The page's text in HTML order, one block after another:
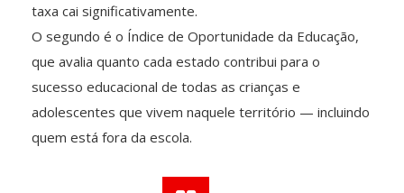
taxa cai significativamente.
O segundo é o Índice de Oportunidade da Educação,
que avalia quanto cada estado contribui para o
sucesso educacional de todas as crianças e
adolescentes que vivem naquele território — incluindo
quem está fora da escola.